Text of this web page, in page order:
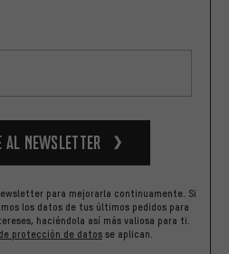
al newsletter
para mejorarla continuamente. Si
los datos de tus últimos pedidos para
haciéndola así más valiosa para ti.
protección de datos se aplican.